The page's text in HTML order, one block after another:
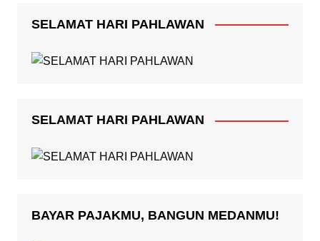
SELAMAT HARI PAHLAWAN
SELAMAT HARI PAHLAWAN
BAYAR PAJAKMU, BANGUN MEDANMU!